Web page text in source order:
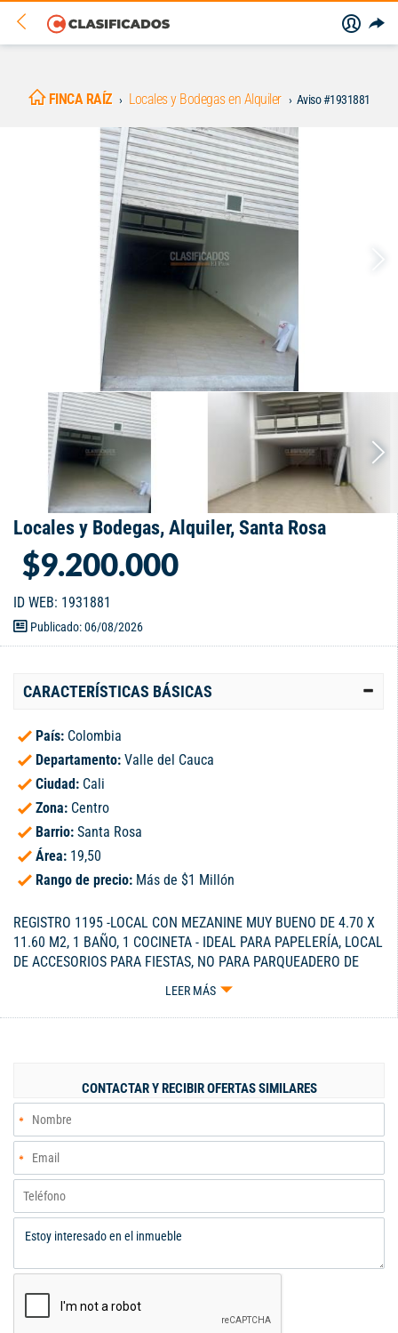
FINCA RAÍZ Locales y Bodegas en Alquiler Aviso #1931881
Locales y Bodegas, Alquiler, Santa Rosa
$9.200.000
ID WEB: 1931881
Publicado: 06/08/2026
CARACTERÍSTICAS BÁSICAS
País: Colombia
Departamento: Valle del Cauca
Ciudad: Cali
Zona: Centro
Barrio: Santa Rosa
Área: 19,50
Rango de precio: Más de $1 Millón
REGISTRO 1195 -LOCAL CON MEZANINE MUY BUENO DE 4.70 X
11.60 M2, 1 BAÑO, 1 COCINETA - IDEAL PARA PAPELERÍA, LOCAL
DE ACCESORIOS PARA FIESTAS, NO PARA PARQUEADERO DE
MOTOS - FRENTE: 4.35 - FONDO: 19.50 - CELULAR 300-3229115.
LEER MÁS
CONTACTAR Y RECIBIR OFERTAS SIMILARES